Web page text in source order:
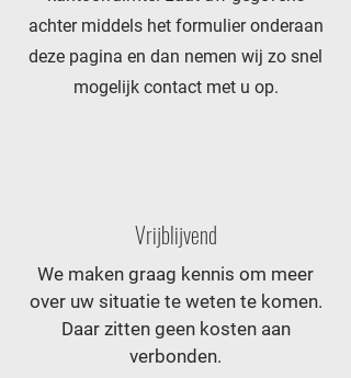
achter middels het formulier onderaan
deze pagina en dan nemen wij zo snel
mogelijk contact met u op.
Vrijblijvend
We maken graag kennis om meer
over uw situatie te weten te komen.
Daar zitten geen kosten aan
verbonden.